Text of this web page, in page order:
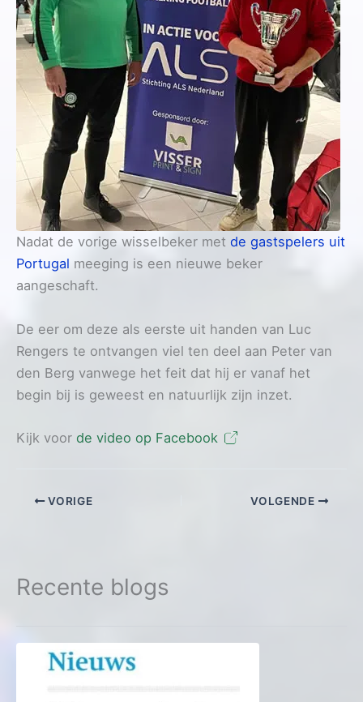
Nadat de vorige wisselbeker met de gastspelers uit
Portugal meeging is een nieuwe beker
aangeschaft.
De eer om deze als eerste uit handen van Luc
Rengers te ontvangen viel ten deel aan Peter van
den Berg vanwege het feit dat hij er vanaf het
begin bij is geweest en natuurlijk zijn inzet.
Kijk voor de video op Facebook
VORIGE VOLGENDE
Recente blogs